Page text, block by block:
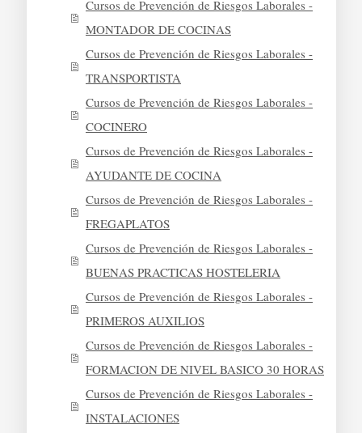
Cursos de Prevención de Riesgos Laborales -
MONTADOR DE COCINAS
Cursos de Prevención de Riesgos Laborales -
TRANSPORTISTA
Cursos de Prevención de Riesgos Laborales -
COCINERO
Cursos de Prevención de Riesgos Laborales -
AYUDANTE DE COCINA
Cursos de Prevención de Riesgos Laborales -
FREGAPLATOS
Cursos de Prevención de Riesgos Laborales -
BUENAS PRACTICAS HOSTELERIA
Cursos de Prevención de Riesgos Laborales -
PRIMEROS AUXILIOS
Cursos de Prevención de Riesgos Laborales -
FORMACION DE NIVEL BASICO 30 HORAS
Cursos de Prevención de Riesgos Laborales -
INSTALACIONES